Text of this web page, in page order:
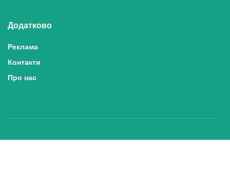
Додатково
Реклама
Контакти
Про нас
Політика конфіденційності та захисту персональних даних